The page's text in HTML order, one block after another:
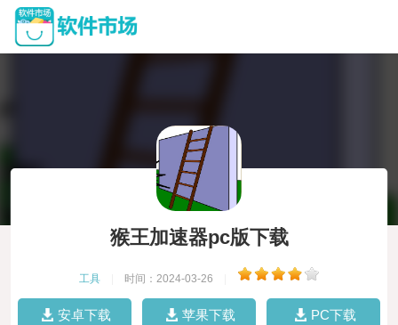
猴王加速器pc版下载
工具 时间：2024-03-26
安卓下载 苹果下载 PC下载